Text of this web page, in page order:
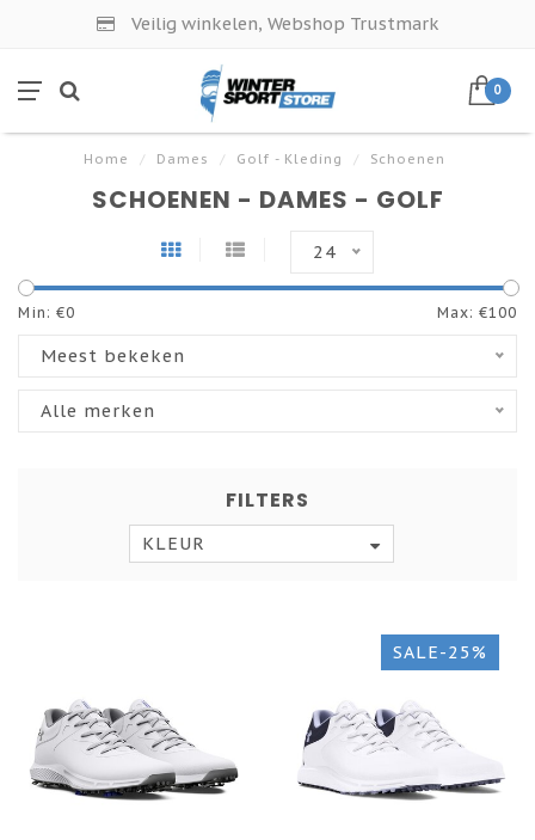
Veilig winkelen, Webshop Trustmark
0
Home / Dames / Golf - Kleding / Schoenen
SCHOENEN - DAMES - GOLF
24
Min: €0 Max: €100
Meest bekeken
Alle merken
FILTERS
KLEUR
SALE-25%